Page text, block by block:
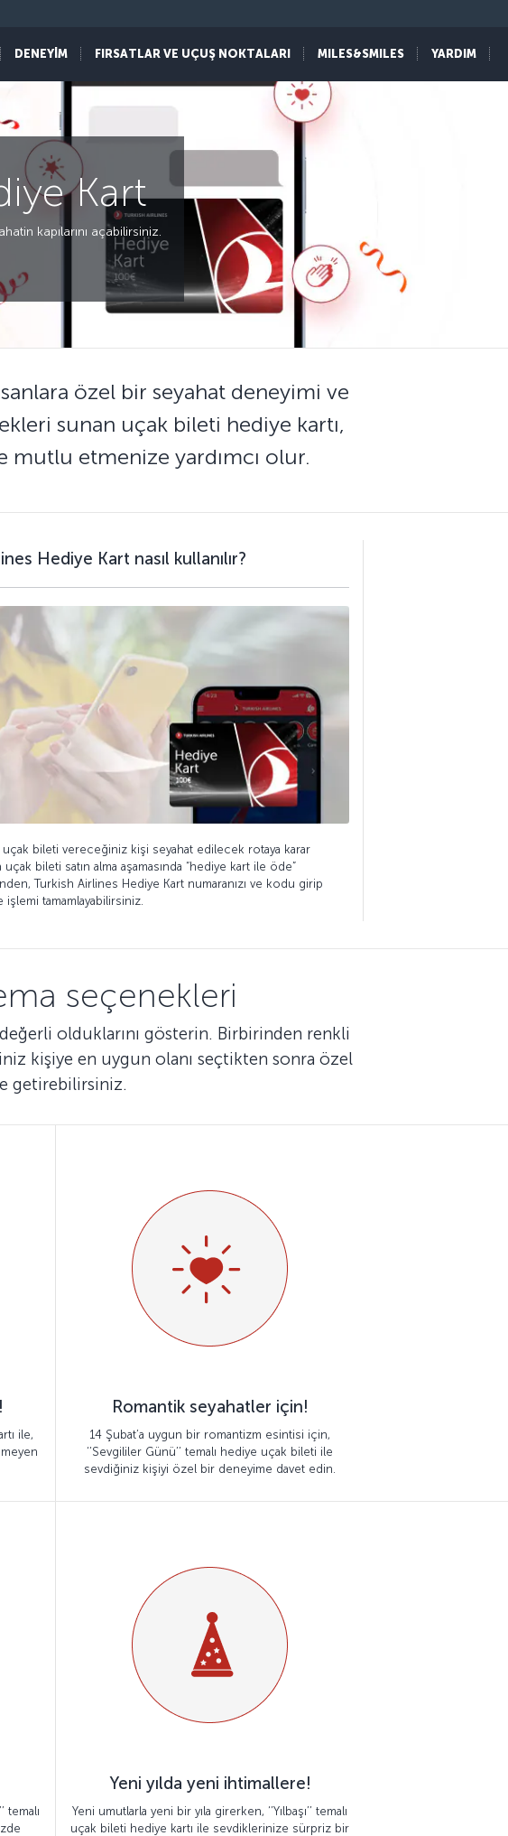
DENEYİM FIRSATLAR VE UÇUŞ NOKTALARI MILES&SMILES YARDIM
Kart
kapılarını açabilirsiniz.
özel bir seyahat deneyimi ve
sunan uçak bileti hediye kartı,
etmenize yardımcı olur.
Hediye Kart nasıl kullanılır?
uçak bileti vereceğiniz kişi seyahat edilecek rotaya karar
bileti satın alma aşamasında “hediye kart ile öde”
Turkish Airlines Hediye Kart numaranızı ve kodu girip
tamamlayabilirsiniz.
seçenekleri
olduklarını gösterin. Birbirinden renkli
kişiye en uygun olanı seçtikten sonra özel
getirebilirsiniz.
ile,
Romantik seyahatler için!
14 Şubat’a uygun bir romantizm esintisi için,
‘’Sevgililer Günü’’ temalı hediye uçak bileti ile
sevdiğiniz kişiyi özel bir deneyime davet edin.
temalı
Yeni yılda yeni ihtimallere!
Yeni umutlarla yeni bir yıla girerken, ‘’Yılbaşı’’ temalı
uçak bileti hediye kartı ile sevdiklerinize sürpriz bir